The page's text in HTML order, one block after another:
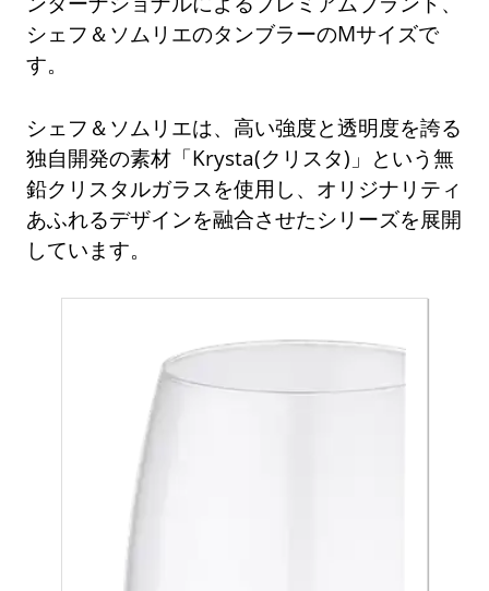
シェフ＆ソムリエのタンブラーのMサイズで
す。
シェフ＆ソムリエは、高い強度と透明度を誇る
独自開発の素材「Krysta(クリスタ)」という無
鉛クリスタルガラスを使用し、オリジナリティ
あふれるデザインを融合させたシリーズを展開
しています。